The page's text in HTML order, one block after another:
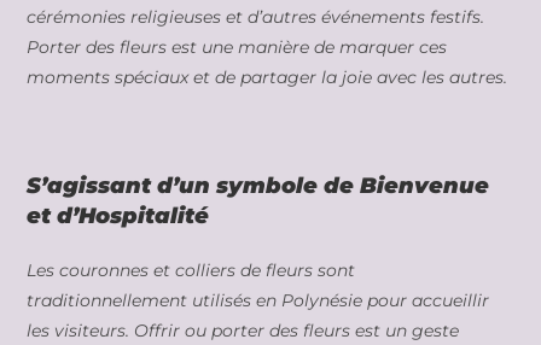
cérémonies religieuses et d’autres événements festifs.
Porter des fleurs est une manière de marquer ces
moments spéciaux et de partager la joie avec les autres.
S’agissant d’un symbole de Bienvenue
et d’Hospitalité
Les couronnes et colliers de fleurs sont
traditionnellement utilisés en Polynésie pour accueillir
les visiteurs. Offrir ou porter des fleurs est un geste